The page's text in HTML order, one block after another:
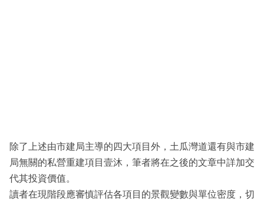
除了上述由市建局主導的四大項目外，土瓜灣道還有與市建
局無關的私營重建項目壹沐，筆者將在之後的文章中詳加交
代其投資價值。
讀者在現階段應審慎評估各項目的景觀變數與單位密度，切